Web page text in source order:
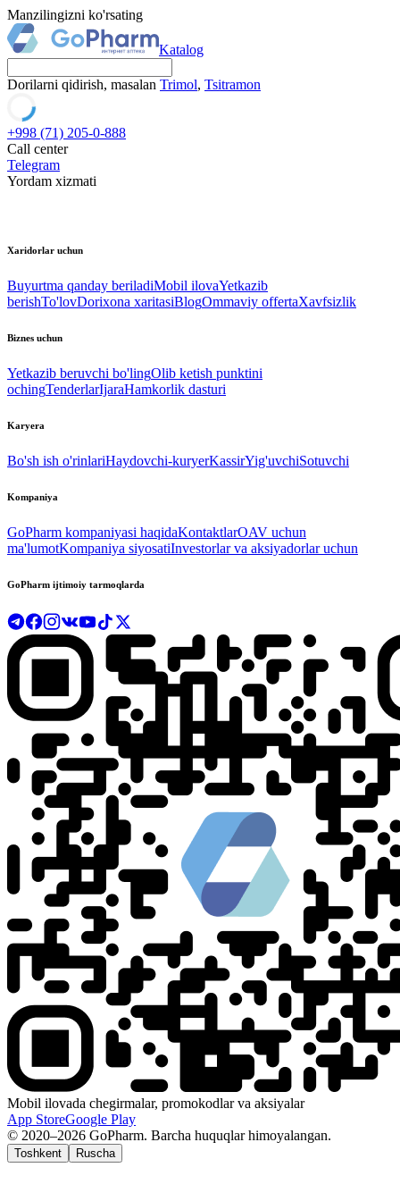
Manzilingizni ko'rsating
Katalog
Dorilarni qidirish, masalan Trimol, Tsitramon
+998 (71) 205-0-888
Call center
Telegram
Yordam xizmati
Xaridorlar uchun
Buyurtma qanday beriladiMobil ilovaYetkazib
berishTo'lovDorixona xaritasiBlogOmmaviy offertaXavfsizlik
Biznes uchun
Yetkazib beruvchi bo'lingOlib ketish punktini
ochingTenderlarIjaraHamkorlik dasturi
Karyera
Bo'sh ish o'rinlariHaydovchi-kuryerKassirYig'uvchiSotuvchi
Kompaniya
GoPharm kompaniyasi haqidaKontaktlarOAV uchun
ma'lumotKompaniya siyosatiInvestorlar va aksiyadorlar uchun
GoPharm ijtimoiy tarmoqlarda
Mobil ilovada chegirmalar, promokodlar va aksiyalar
App StoreGoogle Play
© 2020–2026 GoPharm. Barcha huquqlar himoyalangan.
Toshkent Ruscha